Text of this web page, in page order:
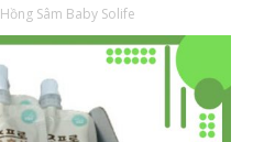
Hồng Sâm Baby Solife